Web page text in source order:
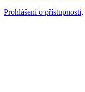
Prohlášení o přístupnosti,